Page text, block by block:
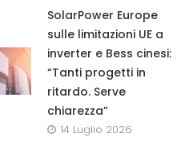
SolarPower Europe
sulle limitazioni UE a
inverter e Bess cinesi:
“Tanti progetti in
ritardo. Serve
chiarezza”
14 Luglio 2026